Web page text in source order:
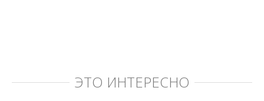
ЭТО ИНТЕРЕСНО